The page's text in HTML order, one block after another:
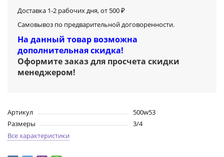
Доставка 1-2 рабочих дня, от 500 ₽
Самовывоз по предварительной договоренности.
На данный товар возможна
дополнительная скидка!
Оформите заказ для просчета скидки
менеджером!
Артикул
500w53
Размеры
3/4
Все характеристики